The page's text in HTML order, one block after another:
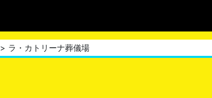
> ラ・カトリーナ葬儀場